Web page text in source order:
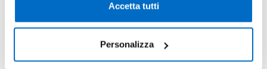
Accetta tutti
Personalizza